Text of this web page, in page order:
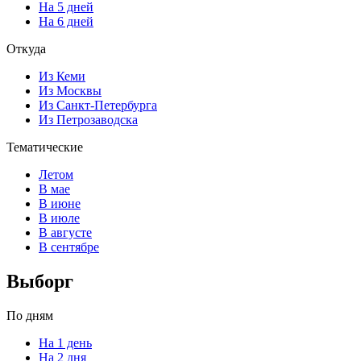
На 5 дней
На 6 дней
Откуда
Из Кеми
Из Москвы
Из Санкт-Петербурга
Из Петрозаводска
Тематические
Летом
В мае
В июне
В июле
В августе
В сентябре
Выборг
По дням
На 1 день
На 2 дня